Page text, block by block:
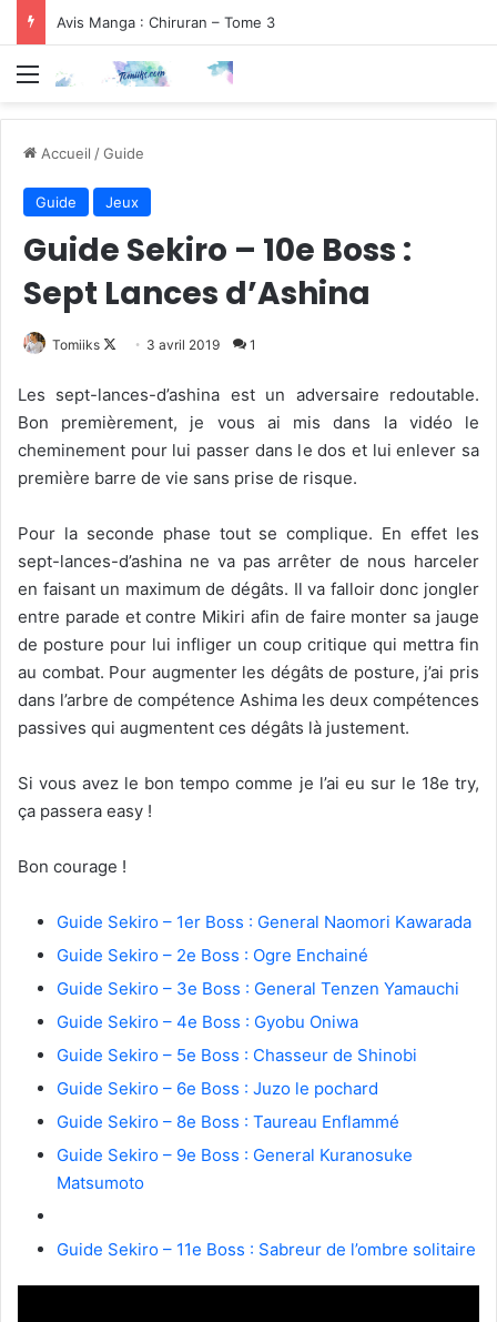
Avis Manga : Chiruran – Tome 3
Menu
Accueil /Guide
Guide Jeux
Guide Sekiro – 10e Boss :
Sept Lances d’Ashina
Tomiiks
Follow
X
3 avril 2019 1
Les sept-lances-d’ashina est un adversaire redoutable.
Bon premièrement, je vous ai mis dans la vidéo le
cheminement pour lui passer dans le dos et lui enlever sa
première barre de vie sans prise de risque.
Pour la seconde phase tout se complique. En effet les
sept-lances-d’ashina ne va pas arrêter de nous harceler
en faisant un maximum de dégâts. Il va falloir donc jongler
entre parade et contre Mikiri afin de faire monter sa jauge
de posture pour lui infliger un coup critique qui mettra fin
au combat. Pour augmenter les dégâts de posture, j’ai pris
dans l’arbre de compétence Ashima les deux compétences
passives qui augmentent ces dégâts là justement.
Si vous avez le bon tempo comme je l’ai eu sur le 18e try,
ça passera easy !
Bon courage !
Guide Sekiro – 1er Boss : General Naomori Kawarada
Guide Sekiro – 2e Boss : Ogre Enchainé
Guide Sekiro – 3e Boss : General Tenzen Yamauchi
Guide Sekiro – 4e Boss : Gyobu Oniwa
Guide Sekiro – 5e Boss : Chasseur de Shinobi
Guide Sekiro – 6e Boss : Juzo le pochard
Guide Sekiro – 8e Boss : Taureau Enflammé
Guide Sekiro – 9e Boss : General Kuranosuke
Matsumoto
Guide Sekiro – 11e Boss : Sabreur de l’ombre solitaire